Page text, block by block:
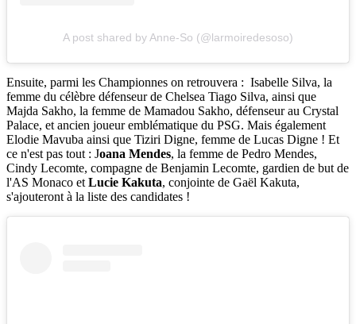
A post shared by Anne-So (@larmoiredesoso)
Ensuite, parmi les Championnes on retrouvera : Isabelle Silva, la
femme du célèbre défenseur de Chelsea Tiago Silva, ainsi que
Majda Sakho, la femme de Mamadou Sakho, défenseur au Crystal
Palace, et ancien joueur emblématique du PSG. Mais également
Elodie Mavuba ainsi que Tiziri Digne, femme de Lucas Digne ! Et
ce n'est pas tout : Joana Mendes, la femme de Pedro Mendes,
Cindy Lecomte, compagne de Benjamin Lecomte, gardien de but de
l'AS Monaco et Lucie Kakuta, conjointe de Gaël Kakuta,
s'ajouteront à la liste des candidates !